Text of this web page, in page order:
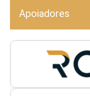
Apoiadores